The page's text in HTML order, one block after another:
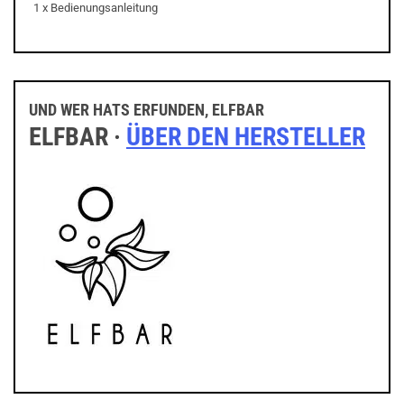
1 x Bedienungsanleitung
UND WER HATS ERFUNDEN, ELFBAR
ELFBAR · ÜBER DEN HERSTELLER